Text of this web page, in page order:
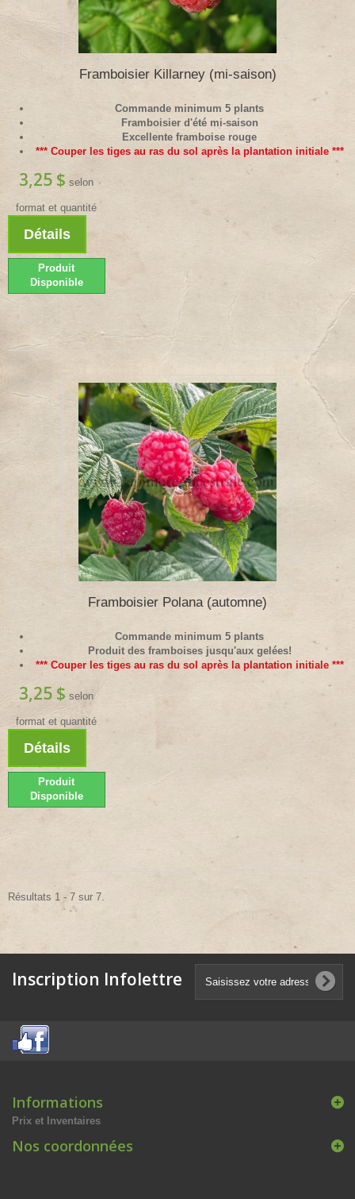
Framboisier Killarney (mi-saison)
Commande minimum 5 plants
Framboisier d'été mi-saison
Excellente framboise rouge
*** Couper les tiges au ras du sol après la plantation initiale ***
3,25 $ selon
format et quantité
Détails
Produit
Disponible
Framboisier Polana (automne)
Commande minimum 5 plants
Produit des framboises jusqu'aux gelées!
*** Couper les tiges au ras du sol après la plantation initiale ***
3,25 $ selon
format et quantité
Détails
Produit
Disponible
Résultats 1 - 7 sur 7.
Inscription Infolettre
Informations
Prix et Inventaires
Nos coordonnées